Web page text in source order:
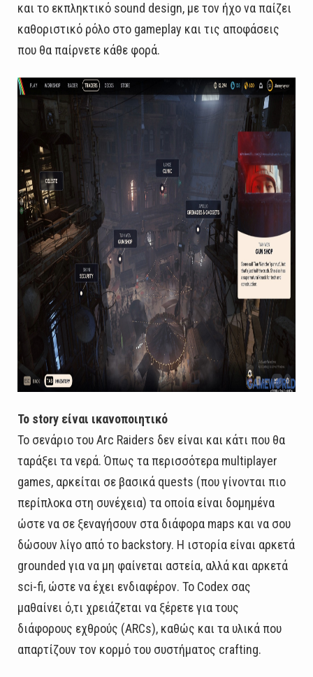
και το εκπληκτικό sound design, με τον ήχο να παίζει
καθοριστικό ρόλο στο gameplay και τις αποφάσεις
που θα παίρνετε κάθε φορά.
Το story είναι ικανοποιητικό
Το σενάριο του Arc Raiders δεν είναι και κάτι που θα
ταράξει τα νερά. Όπως τα περισσότερα multiplayer
games, αρκείται σε βασικά quests (που γίνονται πιο
περίπλοκα στη συνέχεια) τα οποία είναι δομημένα
ώστε να σε ξεναγήσουν στα διάφορα maps και να σου
δώσουν λίγο από το backstory. Η ιστορία είναι αρκετά
grounded για να μη φαίνεται αστεία, αλλά και αρκετά
sci-fi, ώστε να έχει ενδιαφέρον. Το Codex σας
μαθαίνει ό,τι χρειάζεται να ξέρετε για τους
διάφορους εχθρούς (ARCs), καθώς και τα υλικά που
απαρτίζουν τον κορμό του συστήματος crafting.